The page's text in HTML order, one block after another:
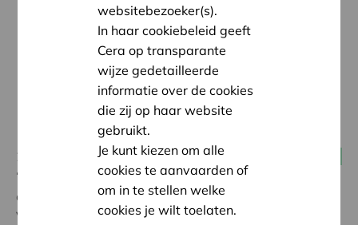
28 april 2023 Multistakeholders coöperaties
“Zoals we onze zorg nu organiseren, maken we het
onszelf eigenlijk twee keer moeilijk”, zegt Jan
Vanwezer, Cera-vennoot en directeur van
websitebezoeker(s).
In haar cookiebeleid geeft
Cera op transparante
wijze gedetailleerde
informatie over de cookies
die zij op haar website
gebruikt.
Je kunt kiezen om alle
cookies te aanvaarden of
om in te stellen welke
cookies je wilt toelaten.